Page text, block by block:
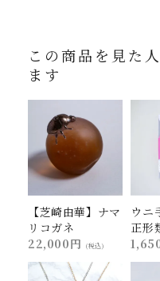
この商品を見た
ます
【芝崎由華】ナマ
リコガネ
22,000円
(税込)
ウニ
正形